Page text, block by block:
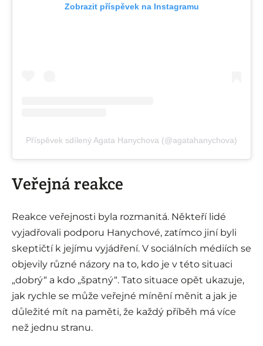
Zobrazit příspěvek na Instagramu
Příspěvek sdílený Agata Hanychova (@agatahanychova)
Veřejná reakce
Reakce veřejnosti byla rozmanitá. Někteří lidé
vyjadřovali podporu Hanychové, zatímco jiní byli
skeptičtí k jejímu vyjádření. V sociálních médiích se
objevily různé názory na to, kdo je v této situaci
„dobrý“ a kdo „špatný“. Tato situace opět ukazuje,
jak rychle se může veřejné mínění měnit a jak je
důležité mít na paměti, že každý příběh má více
než jednu stranu.